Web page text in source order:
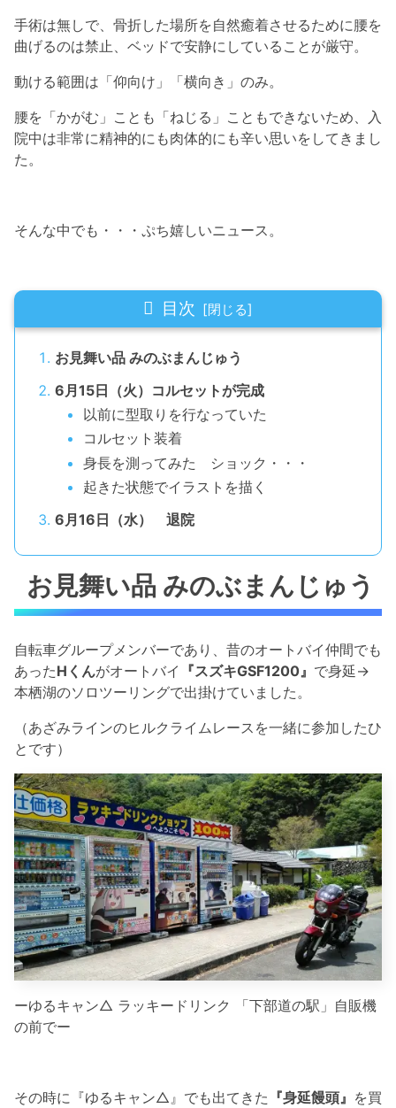
手術は無しで、骨折した場所を自然癒着させるために腰を
曲げるのは禁止、ベッドで安静にしていることが厳守。
動ける範囲は「仰向け」「横向き」のみ。
腰を「かがむ」ことも「ねじる」こともできないため、入
院中は非常に精神的にも肉体的にも辛い思いをしてきまし
た。
そんな中でも・・・ぷち嬉しいニュース。
目次
お見舞い品 みのぶまんじゅう
6月15日（火）コルセットが完成
以前に型取りを行なっていた
コルセット装着
身長を測ってみた ショック・・・
起きた状態でイラストを描く
6月16日（水） 退院
お見舞い品 みのぶまんじゅう
自転車グループメンバーであり、昔のオートバイ仲間でも
あったHくんがオートバイ 『スズキGSF1200』 で身延→
本栖湖のソロツーリングで出掛けていました。
（あざみラインのヒルクライムレースを一緒に参加したひ
とです）
ーゆるキャン△ ラッキードリンク 「下部道の駅」自販機
の前でー
その時に『ゆるキャン△』でも出てきた 『身延饅頭』 を買